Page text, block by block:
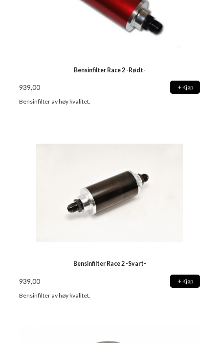
Bensinfilter Race 2 -Rødt-
939,00 Kjøp
Bensinfilter av høy kvalitet.
Bensinfilter Race 2 -Svart-
939,00 Kjøp
Bensinfilter av høy kvalitet.